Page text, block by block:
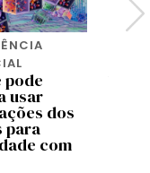
pode
usar
dos
para
com